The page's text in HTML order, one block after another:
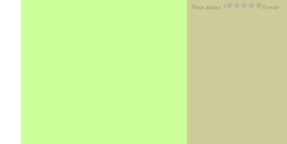
Vous aimez ? 0 vote